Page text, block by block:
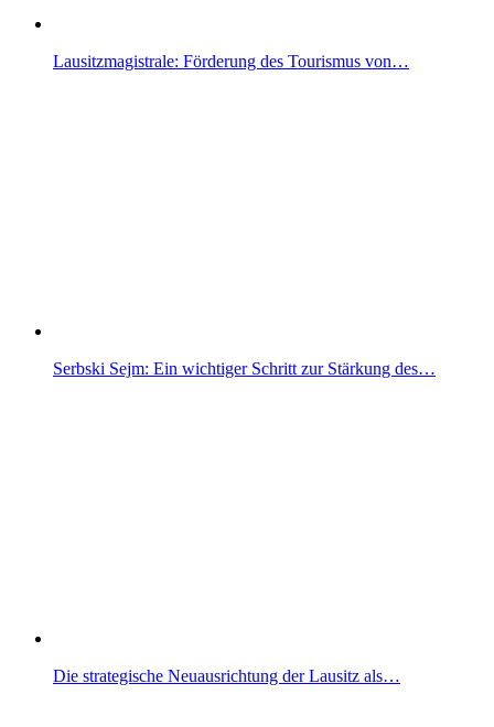
Lausitzmagistrale: Förderung des Tourismus von…
Serbski Sejm: Ein wichtiger Schritt zur Stärkung des…
Die strategische Neuausrichtung der Lausitz als…